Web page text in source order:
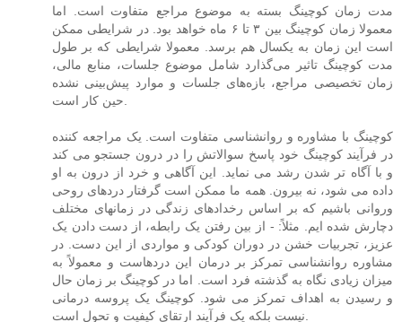
مدت زمان کوچینگ بسته به موضوع مراجع متفاوت است. اما
معمولا زمان کوچینگ بین ۳ تا ۶ ماه خواهد بود. در شرایطی ممکن
است این زمان به یکسال هم برسد. معمولا شرایطی که بر طول
مدت کوچینگ تاثیر می‌گذارد شامل موضوع جلسات، منابع مالی،
زمان تخصیصی مراجع، بازه‌های جلسات و موارد پیش‌بینی نشده
کوچینگ با مشاوره و روانشناسی متفاوت است. یک مراجعه کننده
در فرآیند کوچینگ خود پاسخ سوالاتش را در درون جستجو می کند
و با آگاه تر شدن رشد می نماید. این آگاهی و خرد از درون به او
داده می شود، نه بیرون. همه ما ممکن است گرفتار دردهای روحی
وروانی باشیم که بر اساس رخدادهای زندگی در زمانهای مختلف
دچارش شده ایم. مثلاً: - از بین رفتن یک رابطه، از دست دادن یک
عزیز، تجربیات خشن در دوران کودکی و مواردی از این دست. در
مشاوره روانشناسی تمرکز بر درمان این دردهاست و معمولاً به
میزان زیادی نگاه به گذشته فرد است. اما در کوچینگ بر زمان حال
و رسیدن به اهداف تمرکز می شود. کوچینگ یک پروسه درمانی